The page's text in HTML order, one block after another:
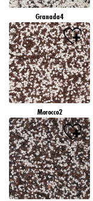
Granada4
Morocco2